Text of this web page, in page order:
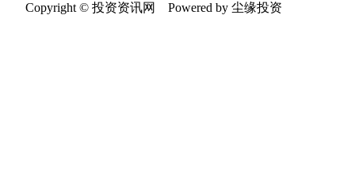
Copyright © 投资资讯网 Powered by 尘缘投资